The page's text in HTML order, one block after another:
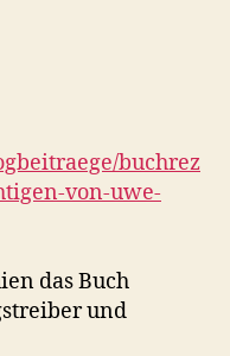
buchrez
von-uwe-
das Buch
und